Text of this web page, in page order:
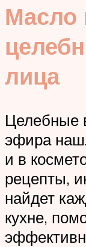
Масло
лица
Целебные
эфира
и в
рецепты,
найдет
кухне,